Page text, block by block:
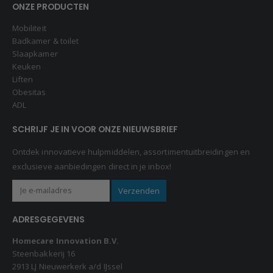
ONZE PRODUCTEN
Mobiliteit
Badkamer & toilet
Slaapkamer
Keuken
Liften
Obesitas
ADL
SCHRIJF JE IN VOOR ONZE NIEUWSBRIEF
Ontdek innovatieve hulpmiddelen, assortimentuitbreidingen en
exclusieve aanbiedingen direct in je inbox!
ADRESGEGEVENS
Homecare Innovation B.V.
Steenbakkerij 16
2913 LJ Nieuwerkerk a/d IJssel